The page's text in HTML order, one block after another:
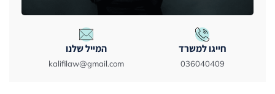
חייגו למשרד
036040409
המייל שלנו
kalifilaw@gmail.com